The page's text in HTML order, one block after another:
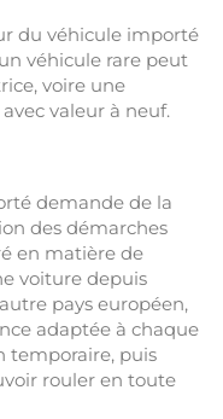
du véhicule importé
véhicule rare peut
voire une
valeur à neuf.
demande de la
des démarches
en matière de
voiture depuis
pays européen,
adaptée à chaque
temporaire, puis
rouler en toute